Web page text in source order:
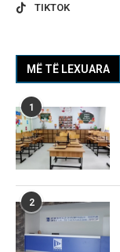
TIKTOK
MË TË LEXUARA
1
2